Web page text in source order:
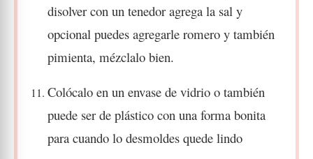
disolver con un tenedor agrega la sal y
opcional puedes agregarle romero y también
pimienta, mézclalo bien.
Colócalo en un envase de vidrio o también
puede ser de plástico con una forma bonita
para cuando lo desmoldes quede lindo